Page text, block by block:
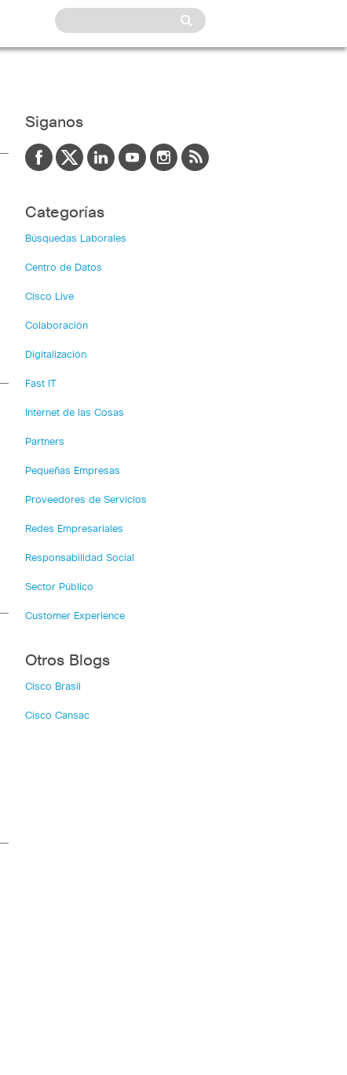
Siganos
Categorías
Búsquedas Laborales
Centro de Datos
Cisco Live
Colaboración
Digitalización
Fast IT
Internet de las Cosas
Partners
Pequeñas Empresas
Proveedores de Servicios
Redes Empresariales
Responsabilidad Social
Sector Público
Customer Experience
Otros Blogs
Cisco Brasil
Cisco Cansac